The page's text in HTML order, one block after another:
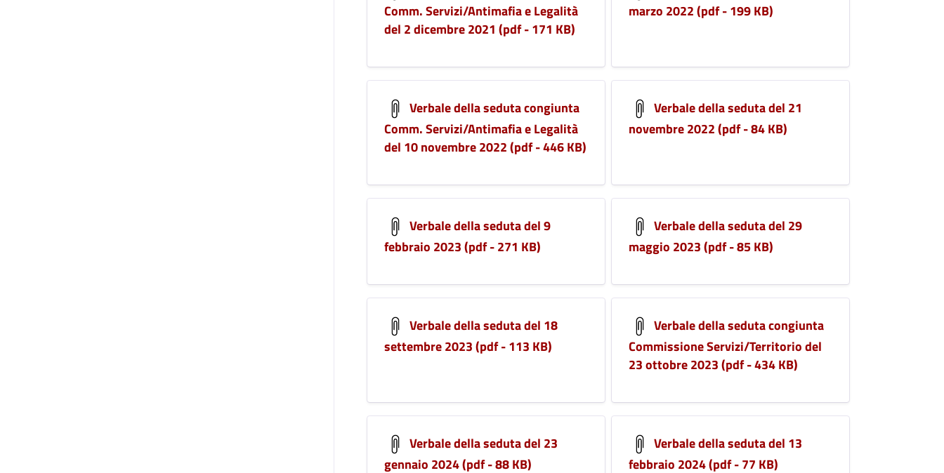
Comm. Servizi/Antimafia e Legalità
del 2 dicembre 2021 (pdf - 171 KB)
marzo 2022 (pdf - 199 KB)
Verbale della seduta congiunta
Comm. Servizi/Antimafia e Legalità
del 10 novembre 2022 (pdf - 446 KB)
Verbale della seduta del 21
novembre 2022 (pdf - 84 KB)
Verbale della seduta del 9
febbraio 2023 (pdf - 271 KB)
Verbale della seduta del 29
maggio 2023 (pdf - 85 KB)
Verbale della seduta del 18
settembre 2023 (pdf - 113 KB)
Verbale della seduta congiunta
Commissione Servizi/Territorio del
23 ottobre 2023 (pdf - 434 KB)
Verbale della seduta del 23
gennaio 2024 (pdf - 88 KB)
Verbale della seduta del 13
febbraio 2024 (pdf - 77 KB)